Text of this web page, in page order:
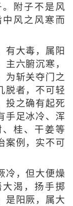
附子不是风
风之风寒而
大毒，属阳
六腑沉寒，
为斩关夺门之
脱者，不可轻
投之确有起死
手足冰冷、浑
桂、干姜等
例，实不可
，但大便燥
渴，扬手掷
是阳厥，属大